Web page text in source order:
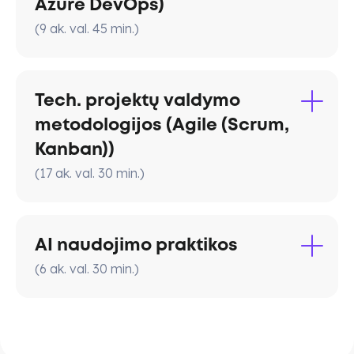
komponentų integracija.
Darbas su plug-in’ais ir kitų sistemų
duomenų užklausos naudojant fetch
funkciją, bendravimas su serveriu ir
Skaitmeninės rinkodaros samprata
Skaitmeninės rinkodaros kanalai ir jų
Azure DevOps)
(9 ak. val. 45 min.)
Tech. projektų valdymo
metodologijos (Agile (Scrum,
Kanban))
(17 ak. val. 30 min.)
AI naudojimo praktikos
(6 ak. val. 30 min.)